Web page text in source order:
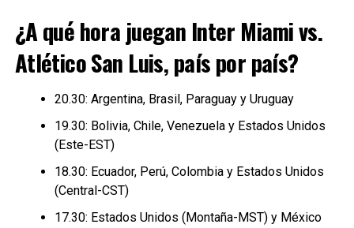
¿A qué hora juegan Inter Miami vs.
Atlético San Luis, país por país?
20.30: Argentina, Brasil, Paraguay y Uruguay
19.30: Bolivia, Chile, Venezuela y Estados Unidos
(Este-EST)
18.30: Ecuador, Perú, Colombia y Estados Unidos
(Central-CST)
17.30: Estados Unidos (Montaña-MST) y México